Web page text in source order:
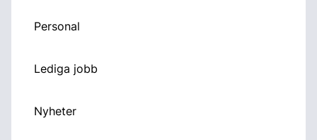
Personal
Lediga jobb
Nyheter